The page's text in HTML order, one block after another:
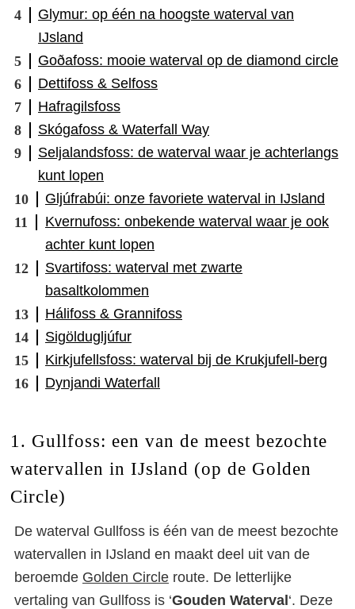
Glymur: op één na hoogste waterval van
IJsland
Goðafoss: mooie waterval op de diamond circle
Dettifoss & Selfoss
Hafragilsfoss
Skógafoss & Waterfall Way
Seljalandsfoss: de waterval waar je achterlangs
kunt lopen
Gljúfrabúi: onze favoriete waterval in IJsland
Kvernufoss: onbekende waterval waar je ook
achter kunt lopen
Svartifoss: waterval met zwarte
basaltkolommen
Hálifoss & Grannifoss
Sigöldugljúfur
Kirkjufellsfoss: waterval bij de Krukjufell-berg
Dynjandi Waterfall
1. Gullfoss: een van de meest bezochte
watervallen in IJsland (op de Golden
Circle)
De waterval Gullfoss is één van de meest bezochte
watervallen in IJsland en maakt deel uit van de
beroemde Golden Circle route. De letterlijke
vertaling van Gullfoss is ‘Gouden Waterval ‘. Deze